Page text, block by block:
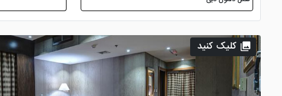
کلیک کنید